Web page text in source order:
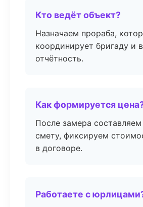
Кто ведёт объект?
Назначаем прораба,
координирует бригаду и
отчётность.
Как формируется
После замера
смету, фиксируем
в договоре.
Работаете с